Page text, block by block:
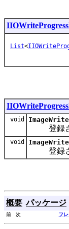
List<
void
登録さ
void
登録さ
概要 パッケージ
前 次 フ